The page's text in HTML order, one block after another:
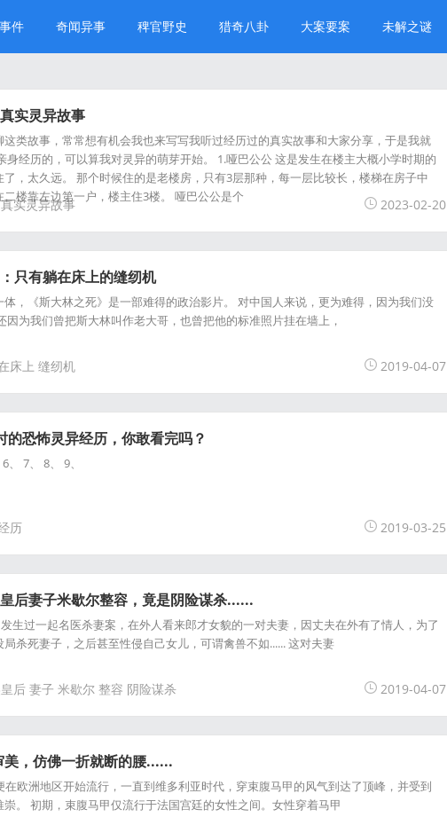
件 奇闻异事 稗官野史 猎奇八卦 大案要案 未解之谜
实灵异故事
类故事，常常想有机会我也来写写我听过经历过的真实故事和大家分享，于是我就
身经历的，可以算我对灵异的萌芽开始。 1.哑巴公公 这是发生在楼主大概小学时期的
，太久远。 那个时候住的是老楼房，只有3层那种，每一层比较长，楼梯在房子中
楼靠左边第一户，楼主住3楼。 哑巴公公是个
真实灵异故事 2023-02-20
只有躺在床上的缝纫机
，《斯大林之死》是一部难得的政治影片。 对中国人来说，更为难得，因为我们没
因为我们曾把斯大林叫作老大哥，也曾把他的标准照片挂在墙上，
床上 缝纫机 2019-04-07
的恐怖灵异经历，你敢看完吗？
、 7、 8、 9、
历 2019-03-25
后妻子米歇尔整容，竟是阴险谋杀......
生过一起名医杀妻案，在外人看来郎才女貌的一对夫妻，因丈夫在外有了情人，为了
杀死妻子，之后甚至性侵自己女儿，可谓禽兽不如...... 这对夫妻
后 妻子 米歇尔 整容 阴险谋杀 2019-04-07
，仿佛一折就断的腰......
在欧洲地区开始流行，一直到维多利亚时代，穿束腹马甲的风气到达了顶峰，并受到
。 初期，束腹马甲仅流行于法国宫廷的女性之间。女性穿着马甲